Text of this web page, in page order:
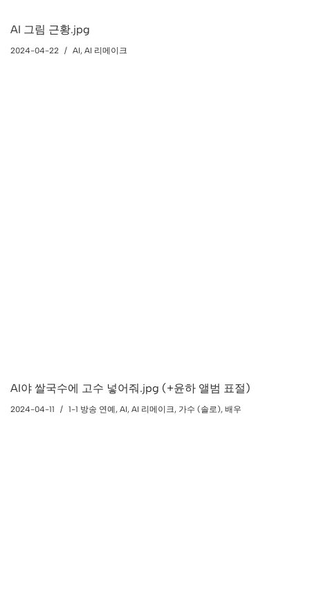
AI 그림 근황.jpg
2024-04-22 AI, AI 리메이크
AI야 쌀국수에 고수 넣어줘.jpg (+윤하 앨범 표절)
2024-04-11 1-1 방송 연예, AI, AI 리메이크, 가수 (솔로), 배우